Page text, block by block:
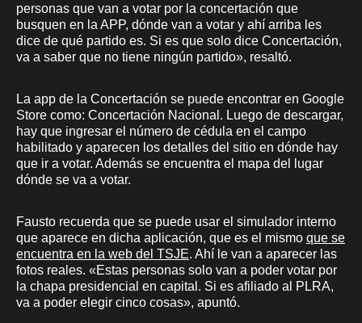
personas que van a votar por la concertación que
busquen en la APP, dónde van a votar y ahí arriba les
dice de qué partido es. Si es que solo dice Concertación,
va a saber que no tiene ningún partido», resaltó.
La app de la Concertación se puede encontrar en Google
Store como: Concertación Nacional. Luego de descargar,
hay que ingresar el número de cédula en el campo
habilitado y aparecen los detalles del sitio en dónde hay
que ir a votar. Además se encuentra el mapa del lugar
dónde se va a votar.
Fausto recuerda que se puede usar el simulador interno
que aparece en dicha aplicación, que es el mismo que se
encuentra en la web del TSJE. Ahí le van a aparecer las
fotos reales. «Estas personas solo van a poder votar por
la chapa presidencial en capital. Si es afiliado al PLRA,
va a poder elegir cinco cosas», apuntó.